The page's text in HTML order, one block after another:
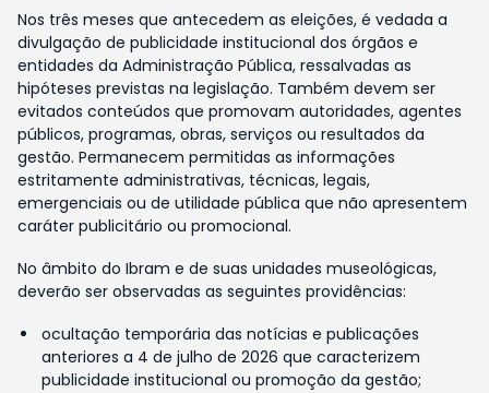
Nos três meses que antecedem as eleições, é vedada a
divulgação de publicidade institucional dos órgãos e
entidades da Administração Pública, ressalvadas as
hipóteses previstas na legislação. Também devem ser
evitados conteúdos que promovam autoridades, agentes
públicos, programas, obras, serviços ou resultados da
gestão. Permanecem permitidas as informações
estritamente administrativas, técnicas, legais,
emergenciais ou de utilidade pública que não apresentem
caráter publicitário ou promocional.
No âmbito do Ibram e de suas unidades museológicas,
deverão ser observadas as seguintes providências:
ocultação temporária das notícias e publicações
anteriores a 4 de julho de 2026 que caracterizem
publicidade institucional ou promoção da gestão;